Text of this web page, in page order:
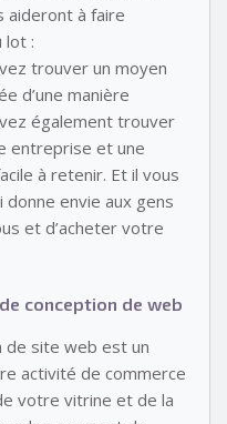
aideront à faire
lot :
trouver un moyen
d’une manière
également trouver
entreprise et une
à retenir. Et il vous
envie aux gens
et d’acheter votre
conception de web
de site web est un
activité de commerce
votre vitrine et de la